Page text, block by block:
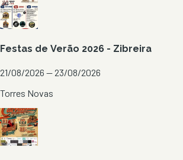
Festas de Verão 2026 - Zibreira
21/08/2026 — 23/08/2026
Torres Novas